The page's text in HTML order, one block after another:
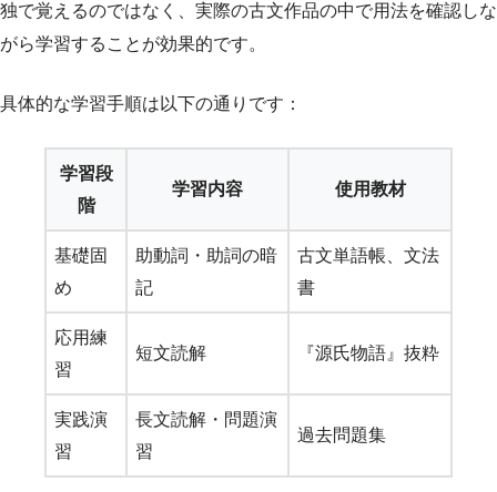
独で覚えるのではなく、実際の古文作品の中で用法を確認しな
がら学習することが効果的です。
具体的な学習手順は以下の通りです：
学習段
階
学習内容 使用教材
基礎固
め
助動詞・助詞の暗
記
古文単語帳、文法
書
応用練
習
短文読解 『源氏物語』抜粋
実践演
習
長文読解・問題演
習
過去問題集